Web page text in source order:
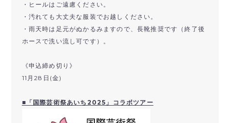
・ヒールはご遠慮ください。
・汚れても大丈夫な服装でお越しください。
・雨天時は足元がぬかるみますので、長靴推奨です（終了後
ホースで洗い流し可です）。
《申込締め切り》
11月28日(金)
■「国際芸術祭あいち2025」コラボツアー